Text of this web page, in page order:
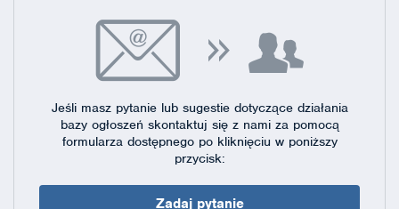
Jeśli masz pytanie lub sugestie dotyczące działania
bazy ogłoszeń skontaktuj się z nami za pomocą
formularza dostępnegopo kliknięciu w poniższy
przycisk:
Zadaj pytanie